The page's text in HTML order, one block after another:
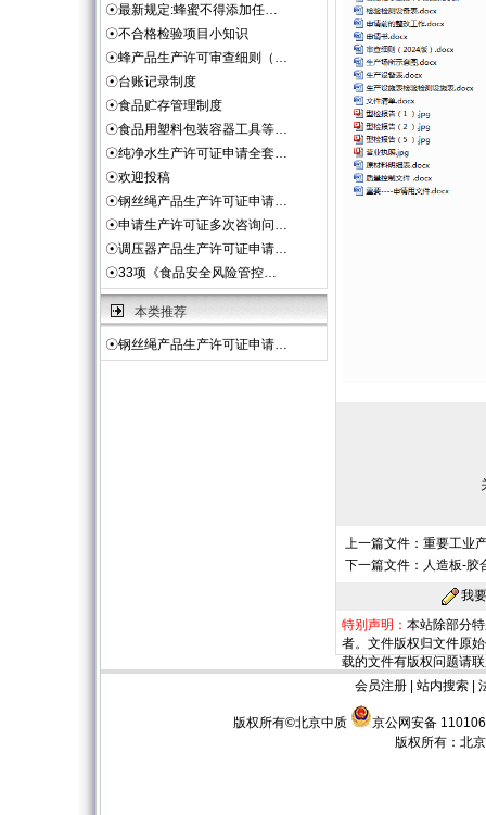
☉最新规定:蜂蜜不得添加任…
☉不合格检验项目小知识
☉蜂产品生产许可审查细则（…
☉台账记录制度
☉食品贮存管理制度
☉食品用塑料包装容器工具等…
☉纯净水生产许可证申请全套…
☉欢迎投稿
☉钢丝绳产品生产许可证申请…
☉申请生产许可证多次咨询问…
☉调压器产品生产许可证申请…
☉33项《食品安全风险管控…
本类推荐
☉钢丝绳产品生产许可证申请…
上一篇文件： 重要工业
下一篇文件： 人造板-胶
我
特别声明： 本站除部分
者。文件版权归文件原
载的文件有版权问题请
会员注册| 站内搜索|
版权所有©北京中质
京公网安备
版权所有： 北